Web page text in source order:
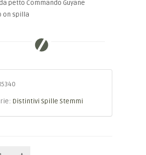
petto Commando Guyane
on spilla
Distintivi Spille Stemmi